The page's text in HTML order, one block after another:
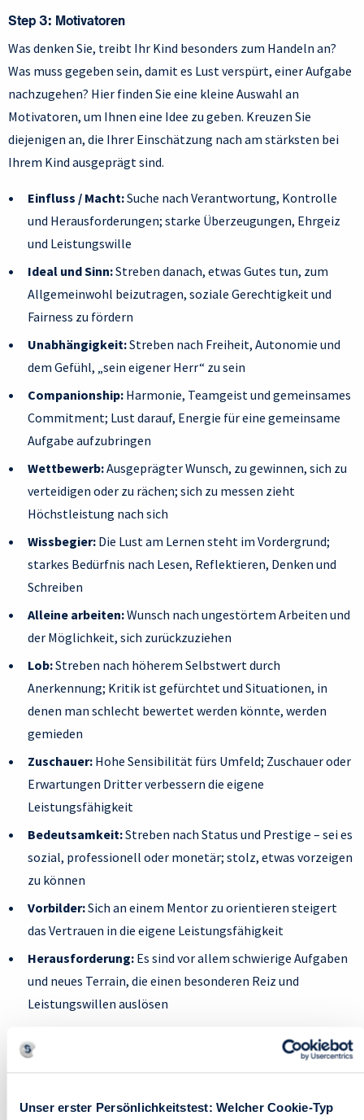
Unser erster Persönlichkeitstest: Welcher Cookie-Typ
Step 3: Motivatoren
Was denken Sie, treibt Ihr Kind besonders zum Handeln an?
Was muss gegeben sein, damit es Lust verspürt, einer Aufgabe
nachzugehen? Hier finden Sie eine kleine Auswahl an
Motivatoren, um Ihnen eine Idee zu geben. Kreuzen Sie
diejenigen an, die Ihrer Einschätzung nach am stärksten bei
Ihrem Kind ausgeprägt sind.
Einfluss / Macht:Suche nach Verantwortung, Kontrolle
und Herausforderungen; starke Überzeugungen, Ehrgeiz
und Leistungswille
Ideal und Sinn:Streben danach, etwas Gutes tun, zum
Allgemeinwohl beizutragen, soziale Gerechtigkeit und
Fairness zu fördern
Unabhängigkeit:Streben nach Freiheit, Autonomie und
dem Gefühl, „sein eigener Herr“ zu sein
Companionship: Harmonie, Teamgeist und gemeinsames
Commitment; Lust darauf, Energie für eine gemeinsame
Aufgabe aufzubringen
Wettbewerb:Ausgeprägter Wunsch, zu gewinnen, sich zu
verteidigen oder zu rächen; sich zu messen zieht
Höchstleistung nach sich
Wissbegier: Die Lust am Lernen steht im Vordergrund;
starkes Bedürfnis nach Lesen, Reflektieren, Denken und
Schreiben
Alleine arbeiten:Wunsch nach ungestörtem Arbeiten und
der Möglichkeit, sich zurückzuziehen
Lob:Streben nach höherem Selbstwert durch
Anerkennung; Kritik ist gefürchtet und Situationen, in
denen man schlecht bewertet werden könnte, werden
gemieden
Zuschauer: Hohe Sensibilität fürs Umfeld; Zuschauer oder
Erwartungen Dritter verbessern die eigene
Leistungsfähigkeit
Bedeutsamkeit:Streben nach Status und Prestige – sei es
sozial, professionell oder monetär; stolz, etwas vorzeigen
zu können
Vorbilder:Sich an einem Mentor zu orientieren steigert
das Vertrauen in die eigene Leistungsfähigkeit
Herausforderung: Es sind vor allem schwierige Aufgaben
und neues Terrain, die einen besonderen Reiz und
Leistungswillen auslösen
vergleichbare Aufgabe schon einmal gemeistert zu haben
Fakten; Aufgabe muss Rückmeldung über den Fortschritt